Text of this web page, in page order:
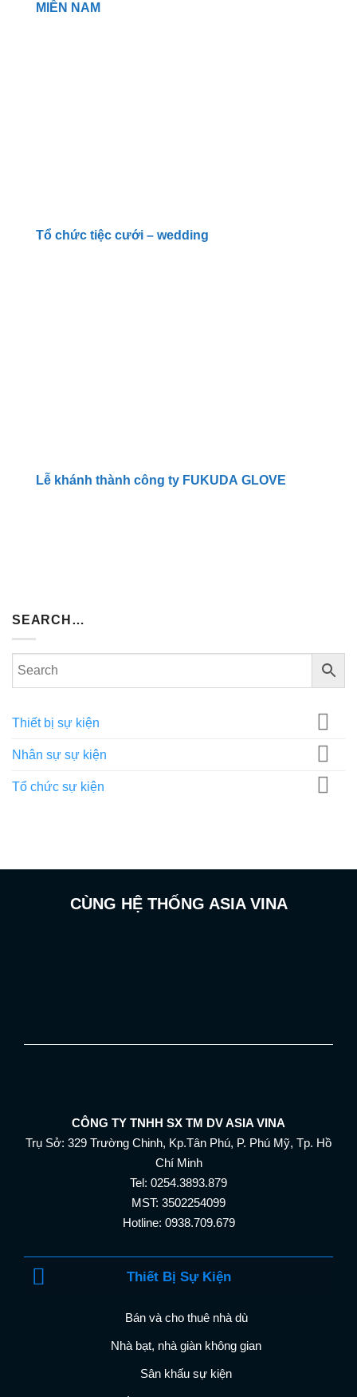
MIỀN NAM
Tổ chức tiệc cưới – wedding
Lễ khánh thành công ty FUKUDA GLOVE
SEARCH…
Thiết bị sự kiện
Nhân sự sự kiện
Tổ chức sự kiện
CÙNG HỆ THỐNG ASIA VINA
CÔNG TY TNHH SX TM DV ASIA VINA
Trụ Sở: 329 Trường Chinh, Kp.Tân Phú, P. Phú Mỹ, Tp. Hồ
Chí Minh
Tel: 0254.3893.879
MST: 3502254099
Hotline: 0938.709.679
Thiết Bị Sự Kiện
Bán và cho thuê nhà dù
Nhà bạt, nhà giàn không gian
Sân khấu sự kiện